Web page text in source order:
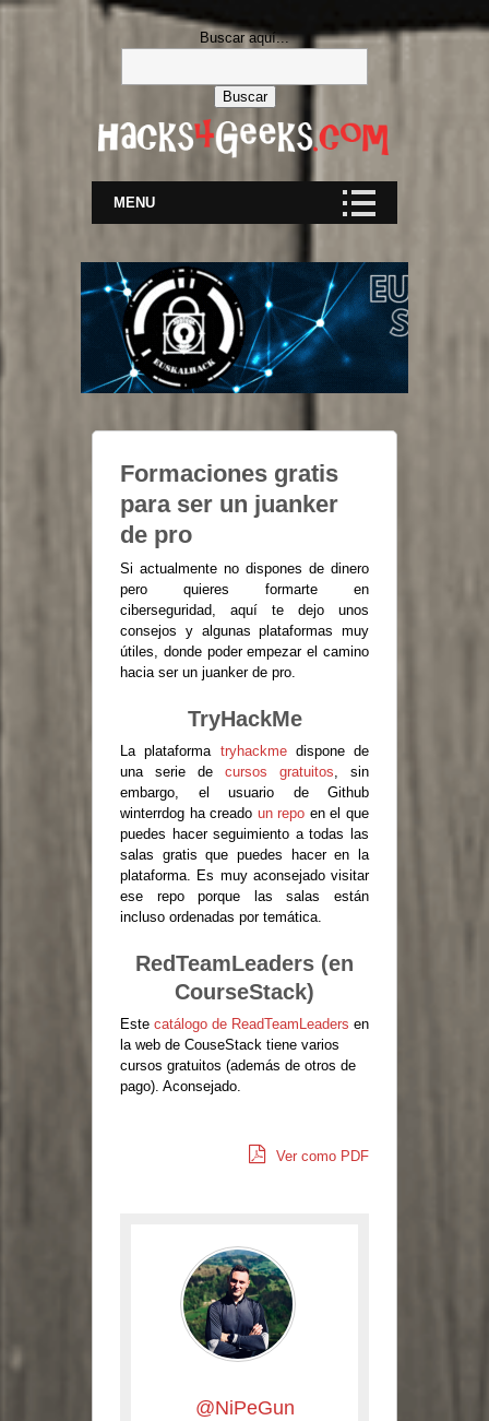
Buscar aquí...
MENU
Formaciones gratis
para ser un juanker
de pro
Si actualmente no dispones de dinero
pero quieres formarte en
ciberseguridad, aquí te dejo unos
consejos y algunas plataformas muy
útiles, donde poder empezar el camino
hacia ser un juanker de pro.
TryHackMe
La plataforma tryhackmedispone de
una serie de cursos gratuitos, sin
embargo, el usuario de Github
winterrdog ha creado un repo en el que
puedes hacer seguimiento a todas las
salas gratis que puedes hacer en la
plataforma. Es muy aconsejado visitar
ese repo porque las salas están
incluso ordenadas por temática.
RedTeamLeaders (en
CourseStack)
Este catálogo de ReadTeamLeaders en
la web de CouseStack tiene varios
cursos gratuitos (además de otros de
pago). Aconsejado.
Ver como PDF
@NiPeGun